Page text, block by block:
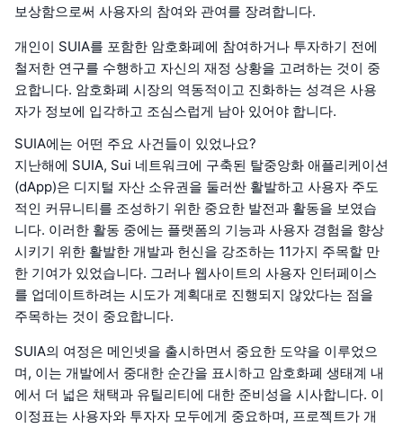
보상함으로써 사용자의 참여와 관여를 장려합니다.
개인이 SUIA를 포함한 암호화폐에 참여하거나 투자하기 전에
철저한 연구를 수행하고 자신의 재정 상황을 고려하는 것이 중
요합니다. 암호화폐 시장의 역동적이고 진화하는 성격은 사용
자가 정보에 입각하고 조심스럽게 남아 있어야 합니다.
SUIA에는 어떤 주요 사건들이 있었나요?
지난해에 SUIA, Sui 네트워크에 구축된 탈중앙화 애플리케이션
(dApp)은 디지털 자산 소유권을 둘러싼 활발하고 사용자 주도
적인 커뮤니티를 조성하기 위한 중요한 발전과 활동을 보였습
니다. 이러한 활동 중에는 플랫폼의 기능과 사용자 경험을 향상
시키기 위한 활발한 개발과 헌신을 강조하는 11가지 주목할 만
한 기여가 있었습니다. 그러나 웹사이트의 사용자 인터페이스
를 업데이트하려는 시도가 계획대로 진행되지 않았다는 점을
주목하는 것이 중요합니다.
SUIA의 여정은 메인넷을 출시하면서 중요한 도약을 이루었으
며, 이는 개발에서 중대한 순간을 표시하고 암호화폐 생태계 내
에서 더 넓은 채택과 유틸리티에 대한 준비성을 시사합니다. 이
이정표는 사용자와 투자자 모두에게 중요하며, 프로젝트가 개